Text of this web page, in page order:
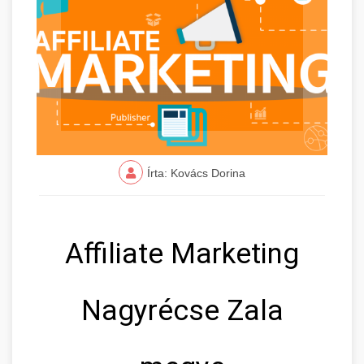
Írta: Kovács Dorina
Affiliate Marketing
Nagyrécse Zala